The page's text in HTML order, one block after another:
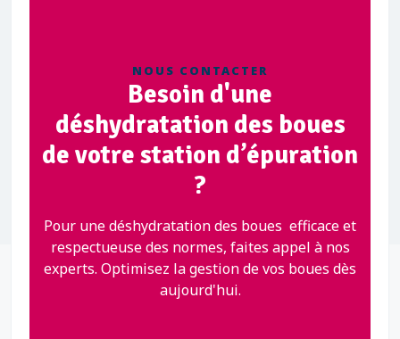
NOUS CONTACTER
Besoin d'une
déshydratation des boues
de votre station d’épuration
?
Pour une déshydratation des boues efficace et
respectueuse des normes, faites appel à nos
experts. Optimisez la gestion de vos boues dès
aujourd'hui.